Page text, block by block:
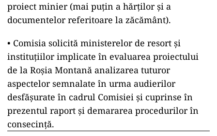
proiect minier (mai puțin a hărților și a
documentelor referitoare la zăcământ).
• Comisia solicită ministerelor de resort și
instituțiilor implicate în evaluarea proiectului
de la Roșia Montană analizarea tuturor
aspectelor semnalate în urma audierilor
desfășurate în cadrul Comisiei și cuprinse în
prezentul raport și demararea procedurilor în
consecință.